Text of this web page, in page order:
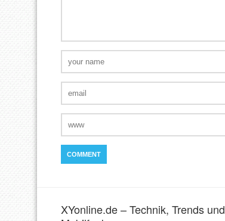
XYonline.de – Technik, Trends und